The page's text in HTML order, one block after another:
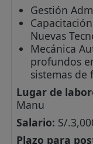
Gestión
Nuevas
Mecánica
profundos
sistemas de
Lugar de
Manu
Salario: S/
Plazo para